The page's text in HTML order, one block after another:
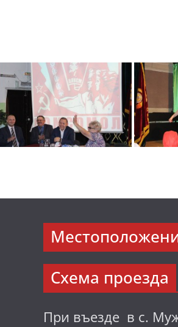
Схема проезда
При въезде в с.